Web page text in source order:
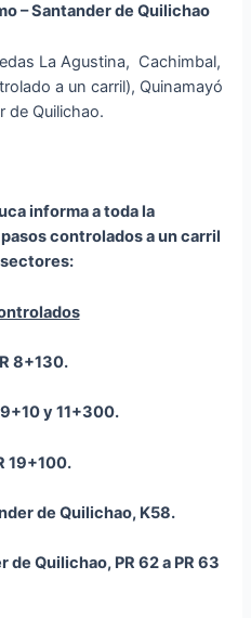
– Santander de Quilichao
La Agustina, Cachimbal,
a un carril), Quinamayó
de Quilichao.
informa a toda la
controlados a un carril
8+130.
y 11+300.
19+100.
de Quilichao, K58.
de Quilichao, PR 62 a PR 63